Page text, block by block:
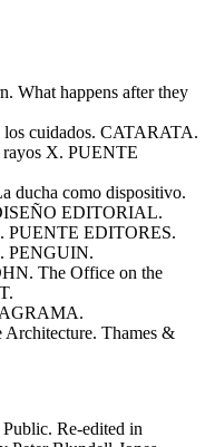
What happens after they
cuidados. CATARATA.
X. PUENTE
ducha como dispositivo.
EDITORIAL.
PUENTE EDITORES.
PENGUIN.
The Office on the
Architecture. Thames &
Re-edited in